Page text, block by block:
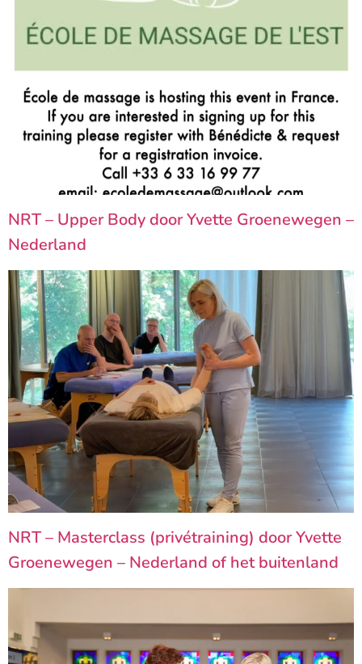
NRT – Upper Body door Yvette Groenewegen –
Nederland
NRT – Masterclass (privétraining) door Yvette
Groenewegen – Nederland of het buitenland